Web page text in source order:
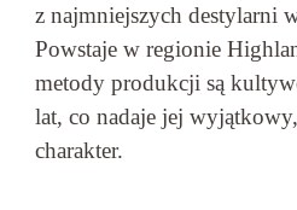
z najmniejszych destylarni
Powstaje w regionie
metody produkcji są
lat, co nadaje jej
charakter.